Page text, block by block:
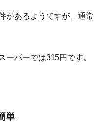
があるようですが、通常
ーパーでは315円です。
単